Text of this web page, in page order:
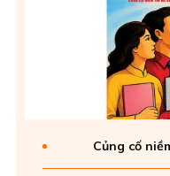
Củng cố